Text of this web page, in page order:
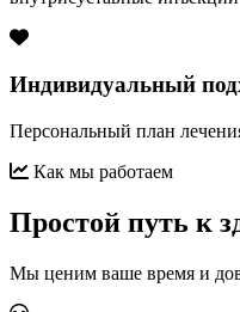
Индивидуальный
Персональный план
Как мы работаем
Простой путь к
Мы ценим ваше время и